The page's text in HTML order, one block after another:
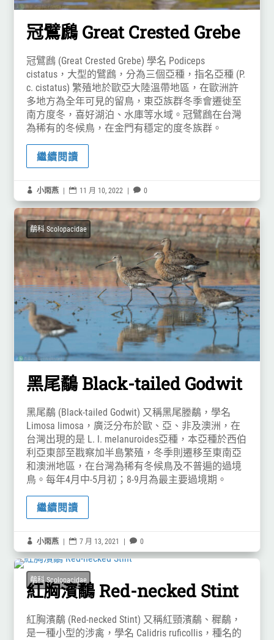
冠鷿鷉 Great Crested Grebe
冠鷿鷉 (Great Crested Grebe) 學名 Podiceps
cistatus，大型的鷿鷉，分為三個亞種，指名亞種 (P.
c. cistatus) 繁殖地於歐亞大陸溫帶地區，在歐洲許
多地方為全年可見的留鳥，東亞族群冬季會遷徙至
南方度冬，喜好湖泊、水庫等水域。冠鷿鷉在台灣
為稀有的冬候鳥，在金門有穩定的度冬族群。
繼續閱讀
 小雨燕  11 月 10, 2022  0
鷸科 Scolopacidae
黑尾鷸 Black-tailed Godwit
黑尾鷸 (Black-tailed Godwit) 又稱黑尾塍鷸，學名
Limosa limosa，廣泛分布於歐、亞、非及澳洲，在
台灣出現的是 L. l. melanuroides亞種，本亞種於西伯
利亞東部至戡察加半島繁殖，冬季則遷移至東南亞
和澳洲地區，在台灣為稀有冬候鳥及不普遍的過境
鳥。每年4月中-5月初；8-9月為最主要過境期。
繼續閱讀
 小雨燕  7 月 13, 2021  0
鷸科 Scolopacidae
紅胸濱鷸 Red-necked Stint
紅胸濱鷸 (Red-necked Stint) 又稱紅頸濱鷸、穉鷸，
是一種小型的涉禽，學名 Calidris ruficollis，種名的